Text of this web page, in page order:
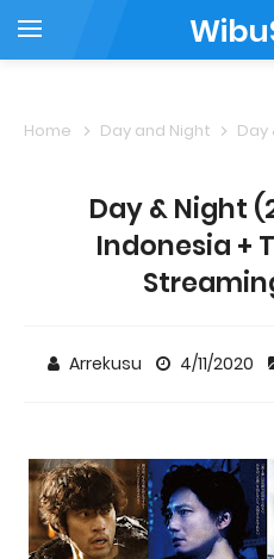
Home Day and Night Day &
Day & Night
Indonesia +
Arrekusu 4/11/2020